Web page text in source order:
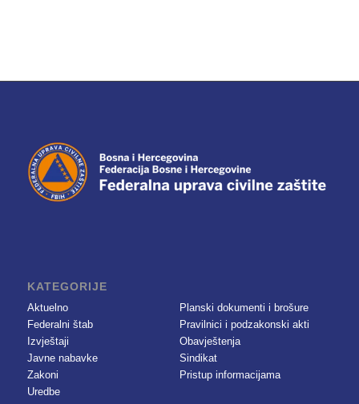
KATEGORIJE
Aktuelno
Federalni štab
Izvještaji
Javne nabavke
Zakoni
Uredbe
Planski dokumenti i brošure
Pravilnici i podzakonski akti
Obavještenja
Sindikat
Pristup informacijama